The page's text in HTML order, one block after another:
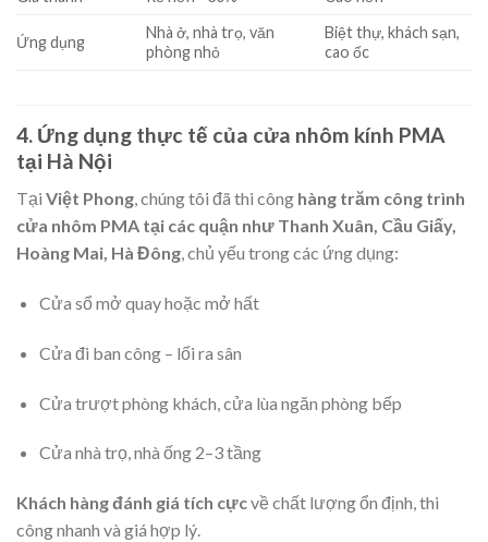
Ứng dụng
Nhà ở, nhà trọ, văn
phòng nhỏ
Biệt thự, khách sạn,
cao ốc
4. Ứng dụng thực tế của cửa nhôm kính PMA
tại Hà Nội
Tại Việt Phong, chúng tôi đã thi công hàng trăm công trình
cửa nhôm PMA tại các quận như Thanh Xuân, Cầu Giấy,
Hoàng Mai, Hà Đông, chủ yếu trong các ứng dụng:
Cửa sổ mở quay hoặc mở hất
Cửa đi ban công – lối ra sân
Cửa trượt phòng khách, cửa lùa ngăn phòng bếp
Cửa nhà trọ, nhà ống 2–3 tầng
Khách hàng đánh giá tích cựcvề chất lượng ổn định, thi
công nhanh và giá hợp lý.